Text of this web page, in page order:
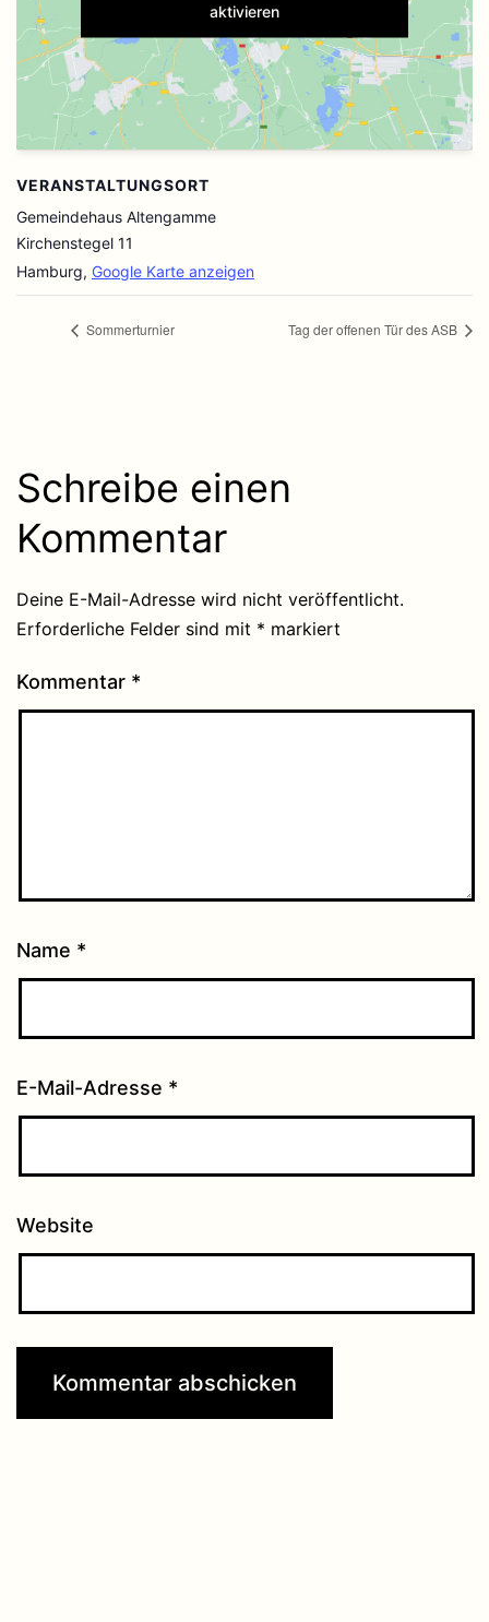
VERANSTALTUNGSORT
Gemeindehaus Altengamme
Kirchenstegel 11
Hamburg, Google Karte anzeigen
aktivieren
Sommerturnier Tag der offenen Tür des ASB
Schreibe einen
Kommentar
Deine E-Mail-Adresse wird nicht veröffentlicht.
Erforderliche Felder sind mit * markiert
Kommentar *
Name *
E-Mail-Adresse *
Website